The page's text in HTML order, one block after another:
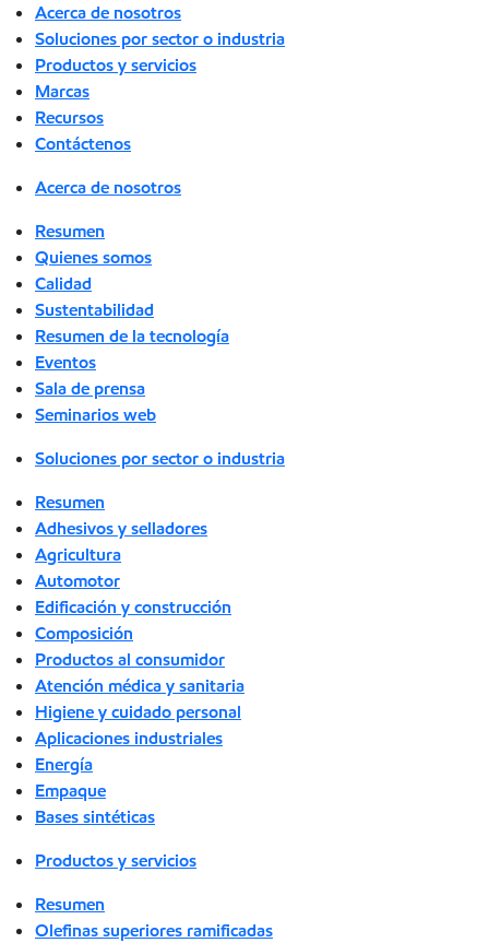
Acerca de nosotros
Soluciones por sector o industria
Productos y servicios
Marcas
Recursos
Contáctenos
Acerca de nosotros
Resumen
Quienes somos
Calidad
Sustentabilidad
Resumen de la tecnología
Eventos
Sala de prensa
Seminarios web
Soluciones por sector o industria
Resumen
Adhesivos y selladores
Agricultura
Automotor
Edificación y construcción
Composición
Productos al consumidor
Atención médica y sanitaria
Higiene y cuidado personal
Aplicaciones industriales
Energía
Empaque
Bases sintéticas
Productos y servicios
Resumen
Olefinas superiores ramificadas